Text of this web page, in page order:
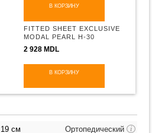
В КОРЗИНУ
FITTED SHEET EXCLUSIVE
MODAL PEARL H-30
2 928 MDL
В КОРЗИНУ
19 см Ортопедический i